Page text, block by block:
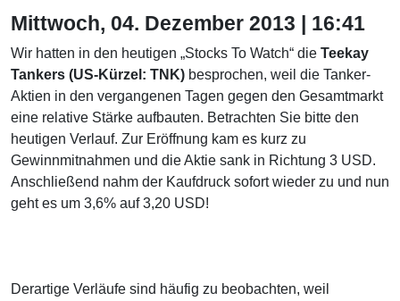
Mittwoch, 04. Dezember 2013 | 16:41
Wir hatten in den heutigen „Stocks To Watch“ die Teekay
Tankers (US-Kürzel: TNK) besprochen, weil die Tanker-
Aktien in den vergangenen Tagen gegen den Gesamtmarkt
eine relative Stärke aufbauten. Betrachten Sie bitte den
heutigen Verlauf. Zur Eröffnung kam es kurz zu
Gewinnmitnahmen und die Aktie sank in Richtung 3 USD.
Anschließend nahm der Kaufdruck sofort wieder zu und nun
geht es um 3,6% auf 3,20 USD!
Derartige Verläufe sind häufig zu beobachten, weil